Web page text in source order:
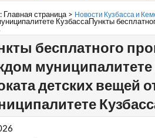
Главная страница> Новости Кузбасса и
КузбассаПункты
бесплатного
детских вещей